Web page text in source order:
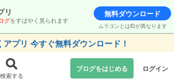
リ
グをすばやく見られます
無料ダウンロード
ムラゴンとはIDが異なります
アプリ 今すぐ無料ダウンロード！
検索する
ブログをはじめる ログイン